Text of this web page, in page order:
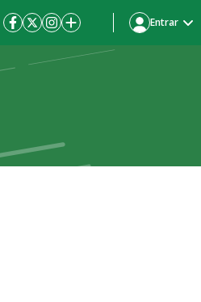
Entrar